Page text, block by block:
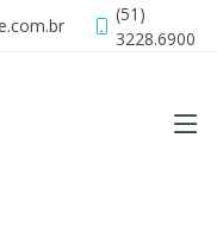
(51)
3228.6900